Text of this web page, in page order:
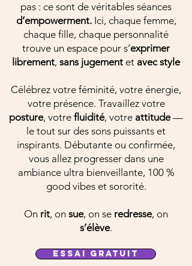
pas : ce sont de véritables séances
d’empowerment. Ici, chaque femme,
chaque fille, chaque personnalité
trouve un espace pour s’exprimer
librement, sans jugement et avec style
Célébrez votre féminité, votre énergie,
votre présence. Travaillez votre
posture, votre fluidité, votre attitude—
le tout sur des sons puissants et
inspirants. Débutante ou confirmée,
vous allez progresser dans une
ambiance ultra bienveillante, 100 %
good vibes et sororité.
On rit, on sue, on se redresse, on
s’élève.
ESSAI GRATUIT